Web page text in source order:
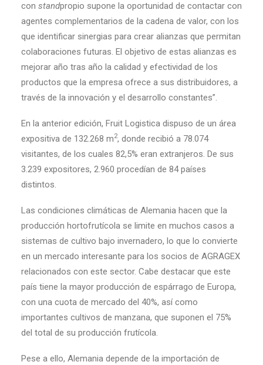
con standpropio supone la oportunidad de contactar con
agentes complementarios de la cadena de valor, con los
que identificar sinergias para crear alianzas que permitan
colaboraciones futuras. El objetivo de estas alianzas es
mejorar año tras año la calidad y efectividad de los
productos que la empresa ofrece a sus distribuidores, a
través de la innovación y el desarrollo constantes”.
En la anterior edición, Fruit Logistica dispuso de un área
expositiva de 132.268 m2, donde recibió a 78.074
visitantes, de los cuales 82,5% eran extranjeros. De sus
3.239 expositores, 2.960 procedían de 84 países
distintos.
Las condiciones climáticas de Alemania hacen que la
producción hortofrutícola se limite en muchos casos a
sistemas de cultivo bajo invernadero, lo que lo convierte
en un mercado interesante para los socios de AGRAGEX
relacionados con este sector. Cabe destacar que este
país tiene la mayor producción de espárrago de Europa,
con una cuota de mercado del 40%, así como
importantes cultivos de manzana, que suponen el 75%
del total de su producción frutícola.
Pese a ello, Alemania depende de la importación de